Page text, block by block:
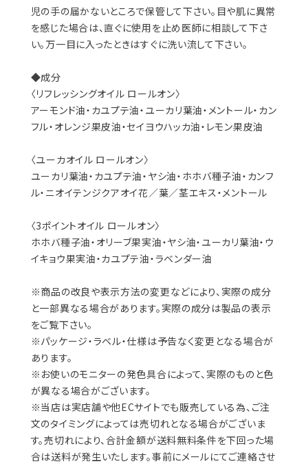
児の手の届かないところで保管して下さい。目や肌に異常
を感じた場合は、直ぐに使用を止め医師に相談して下さ
い。万一目に入ったときはすぐに洗い流して下さい。
◆成分
〈リフレッシングオイル ロールオン〉
アーモンド油・カユプテ油・ユーカリ葉油・メントール・カン
フル・オレンジ果皮油・セイヨウハッカ油・レモン果皮油
〈ユーカオイル ロールオン〉
ユーカリ葉油・カユプテ油・ヤシ油・ホホバ種子油・カンフ
ル・ニオイテンジクアオイ花／葉／茎エキス・メントール
〈3ポイントオイル ロールオン〉
ホホバ種子油・オリーブ果実油・ヤシ油・ユーカリ葉油・ウ
イキョウ果実油・カユプテ油・ラベンダー油
※商品の改良や表示方法の変更などにより、実際の成分
と一部異なる場合があります。実際の成分は製品の表示
をご覧下さい。
※パッケージ・ラベル・仕様は予告なく変更となる場合が
あります。
※お使いのモニターの発色具合によって、実際のものと色
が異なる場合がございます。
※当店は実店舗や他ECサイトでも販売している為、ご注
文のタイミングによっては売切れとなる場合がございま
す。売切れにより、合計金額が送料無料条件を下回った場
合は送料が発生いたします。事前にメールにてご連絡させ